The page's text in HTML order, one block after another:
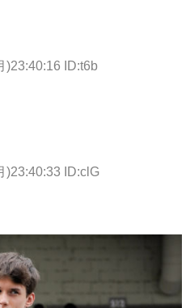
)23:40:16 ID:t6b
)23:40:33 ID:clG